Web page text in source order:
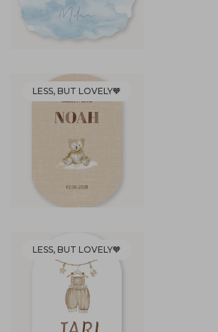
LESS, BUT LOVELY🧡
LESS, BUT LOVELY🧡